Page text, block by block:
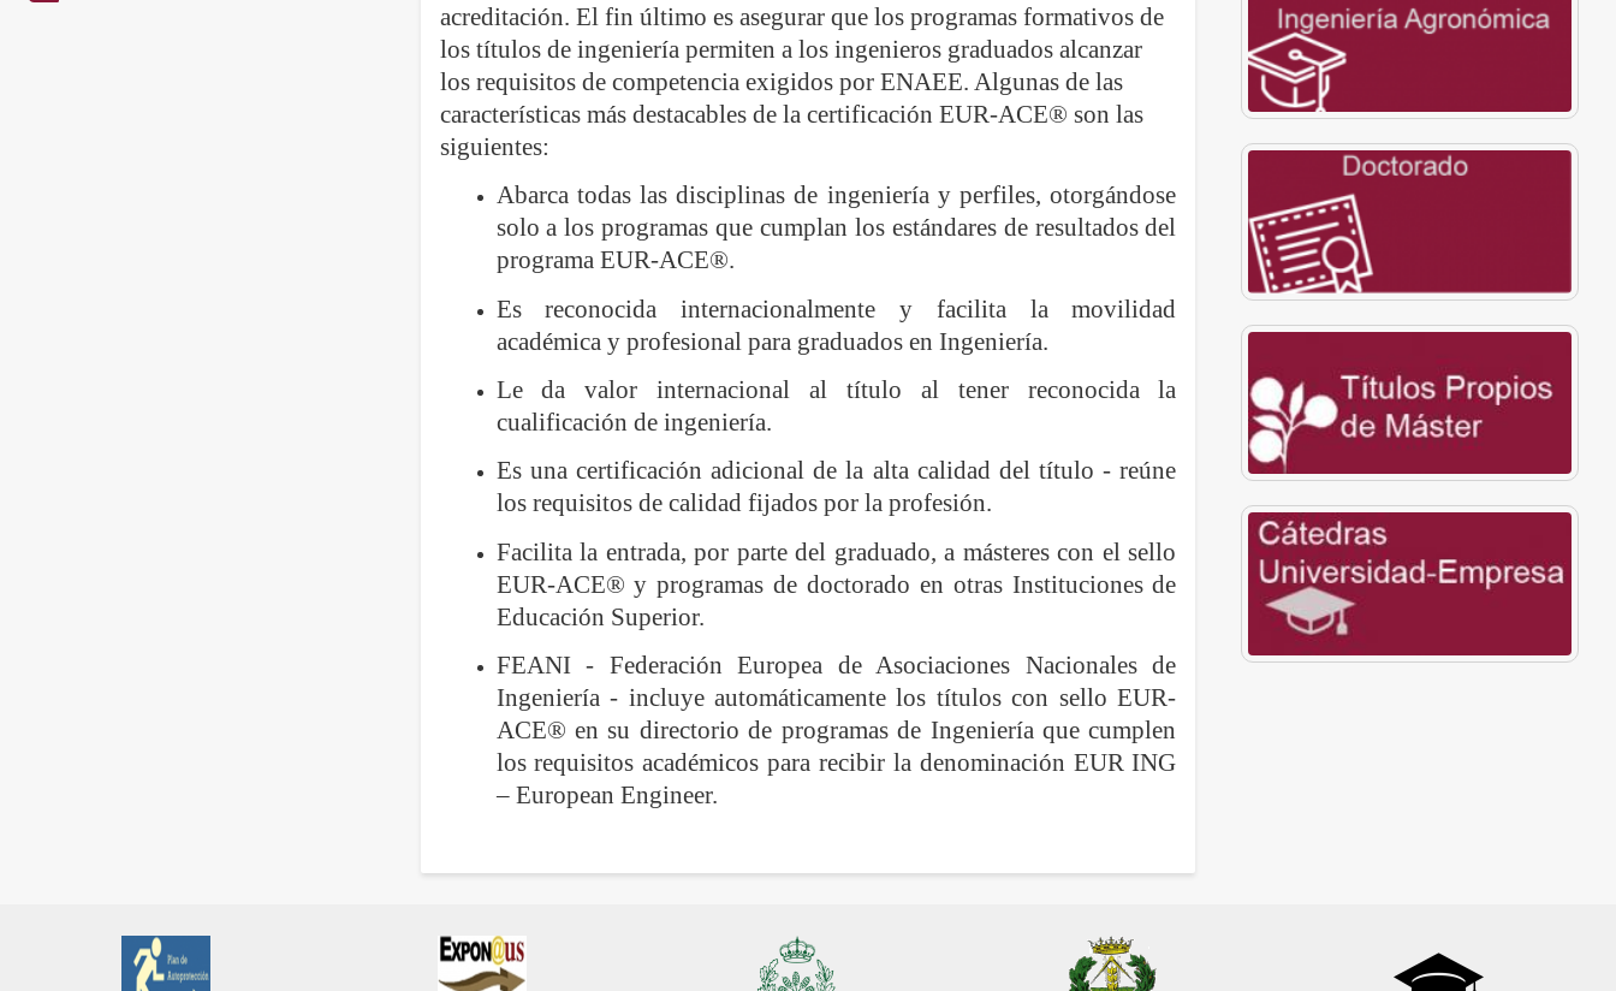
acreditación. El fin último es asegurar que los programas formativos de
los títulos de ingeniería permiten a los ingenieros graduados alcanzar
los requisitos de competencia exigidos por ENAEE. Algunas de las
características más destacables de la certificación EUR-ACE® son las
siguientes:
Abarca todas las disciplinas de ingeniería y perfiles, otorgándose
solo a los programas que cumplan los estándares de resultados del
programa EUR-ACE®.
Es reconocida internacionalmente y facilita la movilidad
académica y profesional para graduados en Ingeniería.
Le da valor internacional al título al tener reconocida la
cualificación de ingeniería.
Es una certificación adicional de la alta calidad del título - reúne
los requisitos de calidad fijados por la profesión.
Facilita la entrada, por parte del graduado, a másteres con el sello
EUR-ACE® y programas de doctorado en otras Instituciones de
Educación Superior.
FEANI - Federación Europea de Asociaciones Nacionales de
Ingeniería - incluye automáticamente los títulos con sello EUR-
ACE® en su directorio de programas de Ingeniería que cumplen
los requisitos académicos para recibir la denominación EUR ING
– European Engineer.